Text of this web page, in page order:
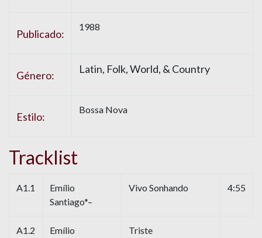
Publicado:
1988
Género: Latin, Folk, World, & Country
Estilo:
Bossa Nova
Tracklist
A1.1
Emílio
Santiago*–
Vivo Sonhando 4:55
A1.2
Emílio
Triste